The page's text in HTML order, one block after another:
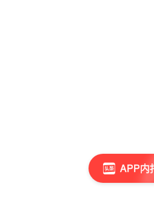
APP内